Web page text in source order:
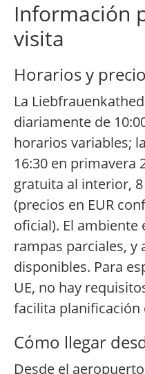
Información
visita
Horarios y
La
diariamente de
horarios variables;
16:30 en primavera
gratuita al interior,
(precios en EUR
oficial). El ambiente
rampas parciales, y
disponibles. Para
UE, no hay
facilita planificación
Cómo llegar
Desde el